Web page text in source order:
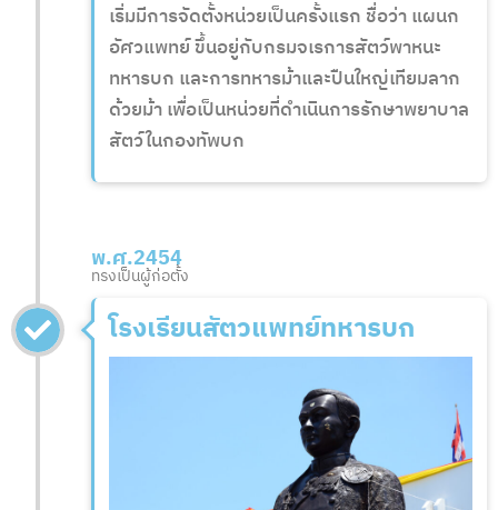
เริ่มมีการจัดตั้งหน่วยเป็นครั้งแรก ชื่อว่า แผนก
อัศวแพทย์ ขึ้นอยู่กับกรมจเรการสัตว์พาหนะ
ทหารบก และการทหารม้าและปืนใหญ่เทียมลาก
ด้วยม้า เพื่อเป็นหน่วยที่ดำเนินการรักษาพยาบาล
สัตว์ในกองทัพบก
พ.ศ.2454
ทรงเป็นผู้ก่อตั้ง
โรงเรียนสัตวแพทย์ทหารบก